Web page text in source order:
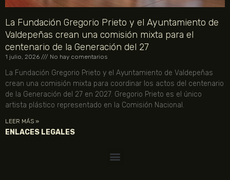
La Fundación Gregorio Prieto y el Ayuntamiento de
Valdepeñas crean una comisión mixta para el
centenario de la Generación del 27
1 julio, 2026 No hay comentarios
La Fundación Gregorio Prieto y el Ayuntamiento de Valdepeñas
crean una comisión mixta para coordinar los actos del centenario
de la Generación del 27 en 2027. Gregorio Prieto es el único
artista plástico representado en la Comisión Nacional.
LEER MÁS »
ENLACES LEGALES